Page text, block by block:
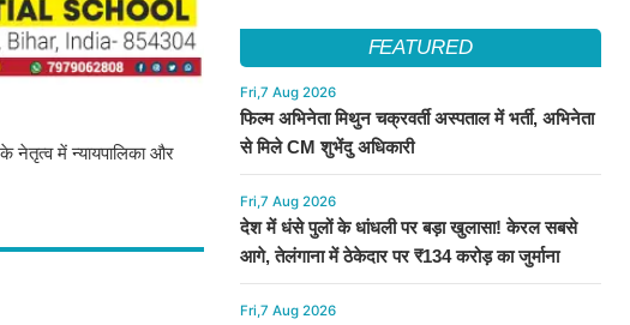
नेतृत्व में न्यायपालिका और
FEATURED
Fri,7 Aug 2026
फिल्म अभिनेता मिथुन चक्रवर्ती अस्पताल में भर्ती, अभिनेता
से मिले CM शुभेंदु अधिकारी
Fri,7 Aug 2026
देश में धंसे पुलों के धांधली पर बड़ा खुलासा! केरल सबसे
आगे, तेलंगाना में ठेकेदार पर ₹134 करोड़ का जुर्माना
Fri,7 Aug 2026